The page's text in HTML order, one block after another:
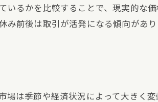
ト
るかを比較することで、現実的な価
前後は取引が活発になる傾向があ
は季節や経済状況によって大きく